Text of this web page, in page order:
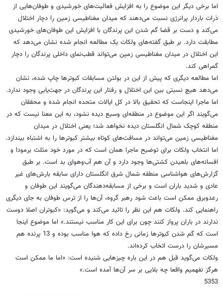
اما برخی دیگر این موضوع را به افزایش فعالیت‌های خورشیدی و طوفان‌هایی از
ذرات باردار پرانرژی نسبت می‌دهند که میدان مغناطیسی زمین را دچار اختلال
می‌کند و دست بر قضا گم شدن این پرندگان با افزایش این طوفان‌های خورشیدی
مطابقت دارد. بر طبق گفته‌های ولکات یک مطالعه انجام شده نشان می‌دهد که
این اختلال در میدان مغناطیسی زمین می‌تواند قطب‌نمای داخلی پرندگان را دچار
گمراهی کند.
اما مطالعه دیگری که پیش از این در بولتن مسابقات کبوترها چاپ شده، نشان
می‌دهد هیچ نسبتی بین این اختلال و رفتار این پرندگان در جهت‌یابی وجود ندارد.
اما ماجرا اینجاست که تحقیق بالا در کل ایالات متحده انجام شده و محققان
می‌گویند اگر این موضوع در منطقه‌ای وسیع دیده نشود، به این معنا نیست که در
منطقه کوچک شمال انگلستان دیده نخواهد شد؛ یعنی اختلال در میدان
مغناطیسی زمین می‌تواند در مسافت‌های کوتاه بیشتر کبوترها را به اشتباه بیندازد.
اما انتخاب ولکات برای توضیح ماجرا همان است که در مورد خود مثلث برمودا و
افسانه‌های بلعیدن کشتی‌ها وجود دارد و آن هم آب‌وهوای بد است. بر طبق
گزارش‌های هواشناسی منطقه شمال شرق انگلستان دارای سابقه بارش‌های غیر
عادی و شدید باران است و برخی از مسابقه‌دهندگان می‌گویند این طوفان و
رعدوبرق ممکن است باعث شود رهبر گروه، آن‌ها را از ترس طوفان به جای دیگری
راهنمایی کند. ولکات هم این نظر را تائید می‌کند و می‌گوید: «کبوتران اصلا دوست
ندارند در باران پرواز کنند چون برای این کار مناسب نیستند.» اما موضوع اینجا
است که گم شدن کبوترها زمانی رخ داده که هوا مناسب بوده و 13 پرنده هم
مسیرشان را درست اتخاب کرده‌اند.
ولکات می‌گوید قبل هم در این باره چیزهایی شنیده است: «اما ما ممکن است
هرگز نفهمیم واقعا چه بلایی بر سر آن‌ها آمده است.»
5353